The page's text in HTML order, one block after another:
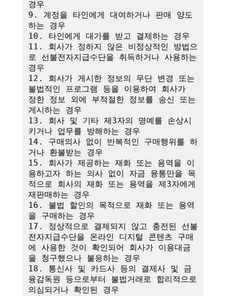
경우
9. 계정을 타인에게 대여하거나 판매 양도
하는 경우
10. 타인에게 대가를 받고 결제하는 경우
11. 회사가 정하지 않은 비정상적인 방법으
로 선불전자지급수단을 취득하거나 사용하는
경우
12. 회사가 게시한 정보의 무단 변경 또는
불법적인 프로그램 등을 이용하여 회사가
정한 정보 외에 부적절한 정보를 송신 또는
게시하는 경우
13. 회사 및 기타 제3자의 명예를 손상시
키거나 업무를 방해하는 경우
14. 구매의사 없이 반복적인 구매행위를 하
거나 환불받는 경우
15. 회사가 제공하는 재화 또는 용역을 이
용하고자 하는 의사 없이 자금 융통만을 목
적으로 회사의 재화 또는 용역을 제3자에게
재판매하는 경우
16. 불법 할인의 목적으로 재화 또는 용역
을 구매하는 경우
17. 정상적으로 결제되지 않고 충전된 선불
전자지급수단을 온라인 디지털 콘텐츠 구매
에 사용한 것이 확인되어 회사가 이용대금
을 청구했으나 불응하는 경우
18. 통신사 및 카드사 등의 결제사 및 금
융감독원 등으로부터 불법거래로 합리적으로
의심되거나 확인된 경우